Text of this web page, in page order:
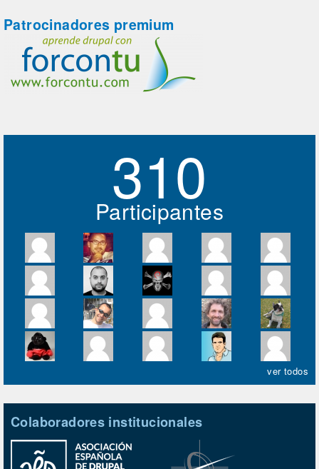
Patrocinadores premium
310
Participantes
ver todos
Colaboradores institucionales